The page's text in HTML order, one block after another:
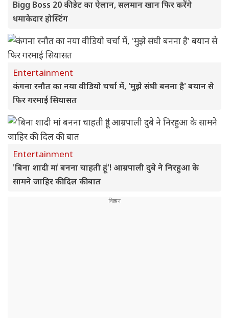
Bigg Boss 20 की डेट का ऐलान, सलमान खान फिर करेंगे
धमाकेदार होस्टिंग
Entertainment
कंगना रनौत का नया वीडियो चर्चा में, 'मुझे संघी बनना है' बयान से
फिर गरमाई सियासत
Entertainment
'बिना शादी मां बनना चाहती हूं'! आम्रपाली दुबे ने निरहुआ के
सामने जाहिर की दिल की बात